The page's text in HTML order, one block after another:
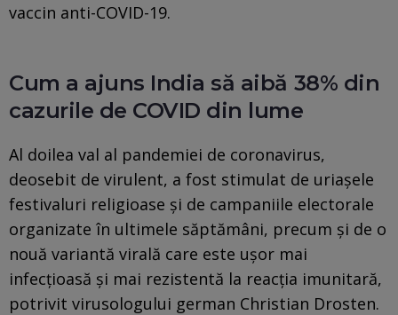
vaccin anti-COVID-19.
Cum a ajuns India să aibă 38% din
cazurile de COVID din lume
Al doilea val al pandemiei de coronavirus,
deosebit de virulent, a fost stimulat de uriaşele
festivaluri religioase şi de campaniile electorale
organizate în ultimele săptămâni, precum şi de o
nouă variantă virală care este uşor mai
infecţioasă şi mai rezistentă la reacţia imunitară,
potrivit virusologului german Christian Drosten.